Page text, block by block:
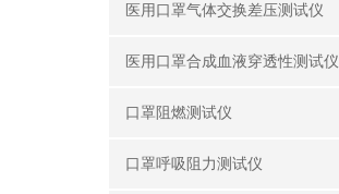
医用口罩气体交换差压测试仪
医用口罩合成血液穿透性测试仪
口罩阻燃测试仪
口罩呼吸阻力测试仪